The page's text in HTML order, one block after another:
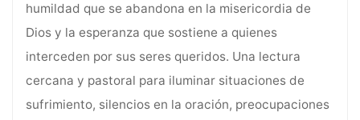
humildad que se abandona en la misericordia de
Dios y la esperanza que sostiene a quienes
interceden por sus seres queridos. Una lectura
cercana y pastoral para iluminar situaciones de
sufrimiento, silencios en la oración, preocupaciones